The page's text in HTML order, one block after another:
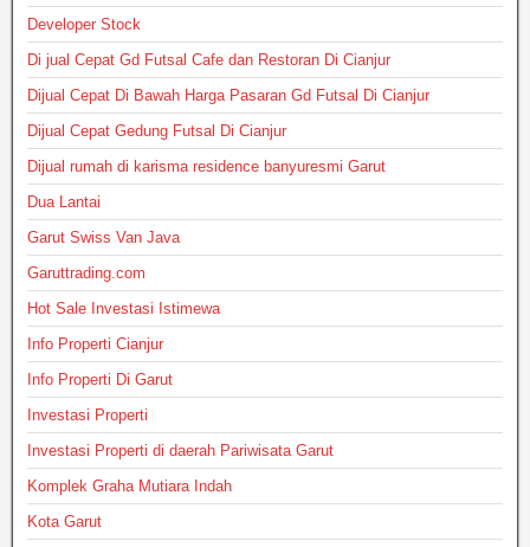
Developer Stock
Di jual Cepat Gd Futsal Cafe dan Restoran Di Cianjur
Dijual Cepat Di Bawah Harga Pasaran Gd Futsal Di Cianjur
Dijual Cepat Gedung Futsal Di Cianjur
Dijual rumah di karisma residence banyuresmi Garut
Dua Lantai
Garut Swiss Van Java
Garuttrading.com
Hot Sale Investasi Istimewa
Info Properti Cianjur
Info Properti Di Garut
Investasi Properti
Investasi Properti di daerah Pariwisata Garut
Komplek Graha Mutiara Indah
Kota Garut